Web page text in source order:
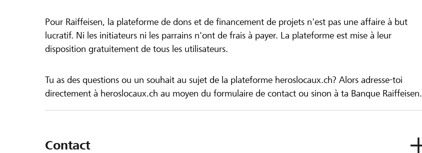
Pour Raiffeisen, la plateforme de dons et de financement de projets n'est pas une affaire à but
lucratif. Ni les initiateurs ni les parrains n'ont de frais à payer. La plateforme est mise à leur
disposition gratuitement de tous les utilisateurs.
Tu as des questions ou un souhait au sujet de la plateforme heroslocaux.ch? Alors adresse-toi
directement à heroslocaux.ch au moyen du formulaire de contact ou sinon à ta Banque Raiffeisen.
Contact